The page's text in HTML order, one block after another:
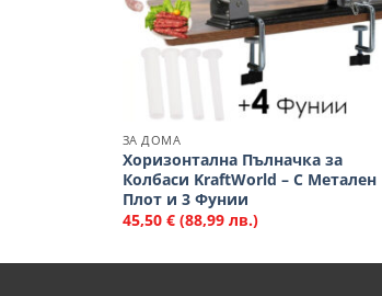
ЗА ДОМА
Хоризонтална Пълначка за
Колбаси KraftWorld – С Метален
Плот и 3 Фунии
45,50 € (88,99 лв.)